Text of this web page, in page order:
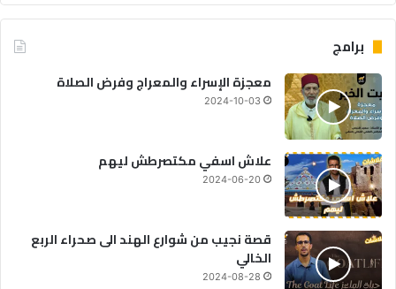
برامج
معجزة الإسراء والمعراج وفرض الصلاة
2024-10-03
علاش اسفي مكتصرطش ليهم
2024-06-20
قصة نجيب من شوارع الهند الى صحراء الربع
الخالي
2024-08-28